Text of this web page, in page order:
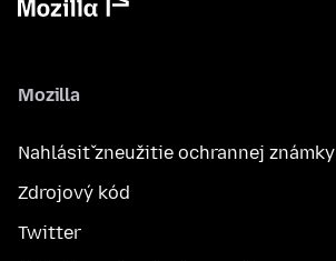
Mozilla
Nahlásiť zneužitie ochrannej známky
Zdrojový kód
Twitter